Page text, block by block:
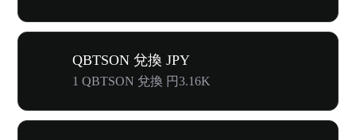
QBTSON 兌換 JPY
1 QBTSON 兌換 円3.16K